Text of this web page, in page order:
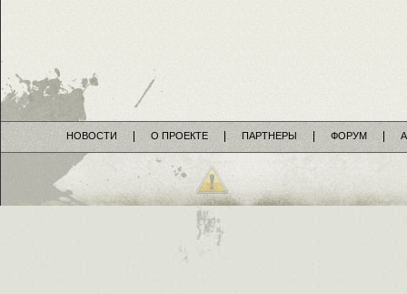
НОВОСТИ О ПРОЕКТЕ ПАРТНЕРЫ ФОРУМ